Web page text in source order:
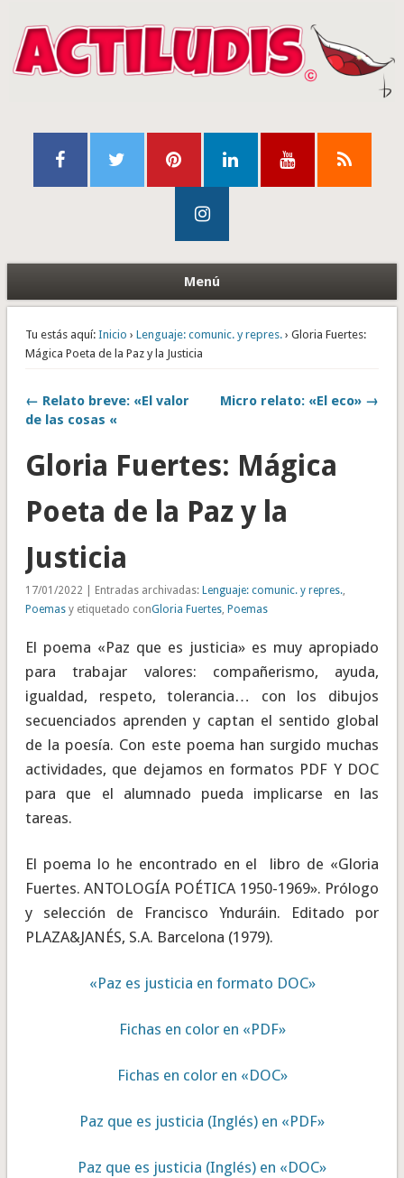
Menú
Tu estás aquí: Inicio › Lenguaje: comunic. y repres.› Gloria Fuertes:
Mágica Poeta de la Paz y la Justicia
← Relato breve: «El valor
de las cosas «
Micro relato: «El eco» →
Gloria Fuertes: Mágica
Poeta de la Paz y la
Justicia
17/01/2022 | Entradas archivadas: Lenguaje: comunic. y repres.,
Poemasy etiquetado conGloria Fuertes, Poemas
El poema «Paz que es justicia» es muy apropiado
para trabajar valores: compañerismo, ayuda,
igualdad, respeto, tolerancia… con los dibujos
secuenciados aprenden y captan el sentido global
de la poesía. Con este poema han surgido muchas
actividades, que dejamos en formatos PDF Y DOC
para que el alumnado pueda implicarse en las
tareas.
El poema lo he encontrado en el libro de «Gloria
Fuertes. ANTOLOGÍA POÉTICA 1950-1969». Prólogo
y selección de Francisco Ynduráin. Editado por
PLAZA&JANÉS, S.A. Barcelona (1979).
«Paz es justicia en formato DOC»
Fichas en color en «PDF»
Fichas en color en «DOC»
Paz que es justicia (Inglés) en «PDF»
Paz que es justicia (Inglés) en «DOC»